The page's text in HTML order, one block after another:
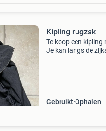
Kipling rugzak
Te koop een kipling
Je kan langs de
Gebruikt Ophalen